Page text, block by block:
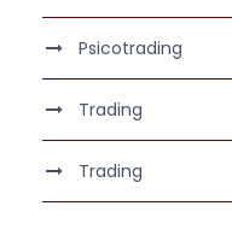
Psicotrading
Trading
Trading